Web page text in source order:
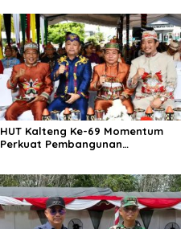
HUT Kalteng Ke-69 Momentum
Perkuat Pembangunan